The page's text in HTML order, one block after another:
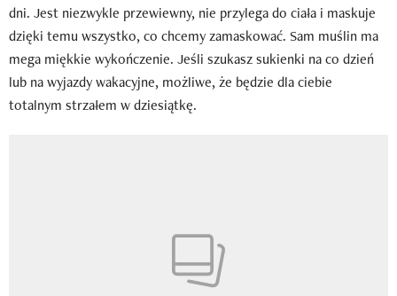
dni. Jest niezwykle przewiewny, nie przylega do ciała i maskuje
dzięki temu wszystko, co chcemy zamaskować. Sam muślin ma
mega miękkie wykończenie. Jeśli szukasz sukienki na co dzień
lub na wyjazdy wakacyjne, możliwe, że będzie dla ciebie
totalnym strzałem w dziesiątkę.